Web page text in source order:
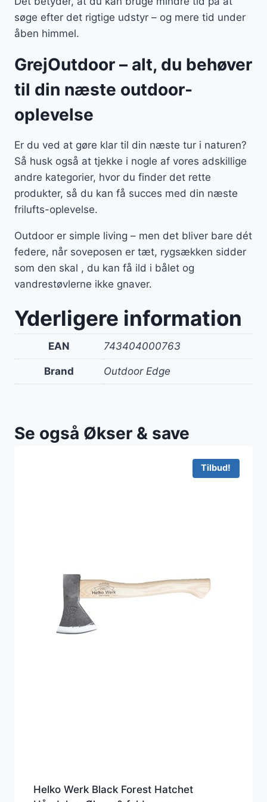
søge efter det rigtige udstyr – og mere tid under
åben himmel.
GrejOutdoor – alt, du behøver
til din næste outdoor-
oplevelse
Er du ved at gøre klar til din næste tur i naturen?
Så husk også at tjekke i nogle af vores adskillige
andre kategorier, hvor du finder det rette
produkter, så du kan få succes med din næste
frilufts-oplevelse.
Outdoor er simple living – men det bliver bare dét
federe, når soveposen er tæt, rygsækken sidder
som den skal , du kan få ild i bålet og
vandrestøvlerne ikke gnaver.
Yderligere information
EAN 743404000763
Brand Outdoor Edge
Se også Økser & save
Tilbud!
Helko Werk Black Forest Hatchet